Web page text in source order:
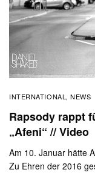
INTERNATIONAL ,NEWS
Rapsody rappt
„Afeni“ // Video
Am 10. Januar hätte
Zu Ehren der 2016